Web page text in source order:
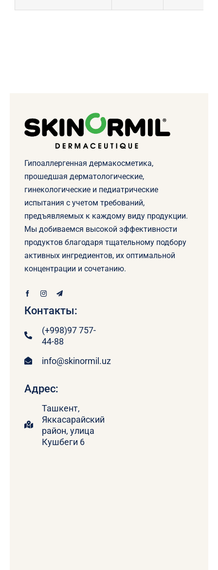
Гипоаллергенная дермакосметика,
прошедшая дерматологические,
гинекологические и педиатрические
испытания с учетом требований,
предъявляемых к каждому виду продукции.
Мы добиваемся высокой эффективности
продуктов благодаря тщательному подбору
активных ингредиентов, их оптимальной
концентрации и сочетанию.
Контакты:
(+998)97 757-
44-88
info@skinormil.uz
Адрес:
Ташкент,
Яккасарайский
район, улица
Кушбеги 6